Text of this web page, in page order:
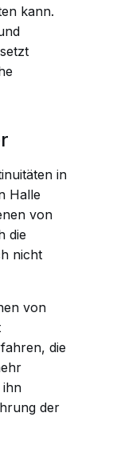
kann.
in
Halle
von
die
nicht
von
die
ihn
der